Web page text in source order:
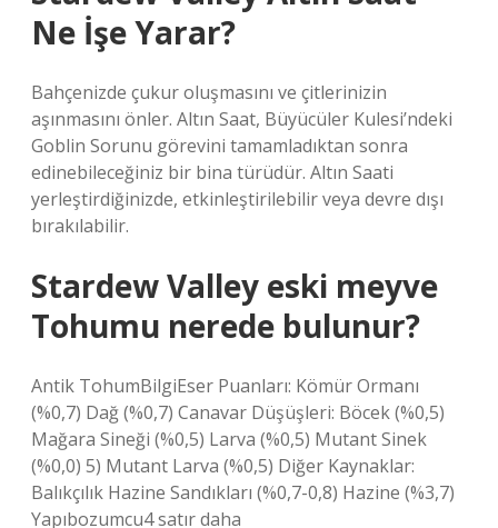
Ne İşe Yarar?
Bahçenizde çukur oluşmasını ve çitlerinizin
aşınmasını önler. Altın Saat, Büyücüler Kulesi’ndeki
Goblin Sorunu görevini tamamladıktan sonra
edinebileceğiniz bir bina türüdür. Altın Saati
yerleştirdiğinizde, etkinleştirilebilir veya devre dışı
bırakılabilir.
Stardew Valley eski meyve
Tohumu nerede bulunur?
Antik TohumBilgiEser Puanları: Kömür Ormanı
(%0,7) Dağ (%0,7) Canavar Düşüşleri: Böcek (%0,5)
Mağara Sineği (%0,5) Larva (%0,5) Mutant Sinek
(%0,0) 5) Mutant Larva (%0,5) Diğer Kaynaklar:
Balıkçılık Hazine Sandıkları (%0,7-0,8) Hazine (%3,7)
Yapıbozumcu4 satır daha